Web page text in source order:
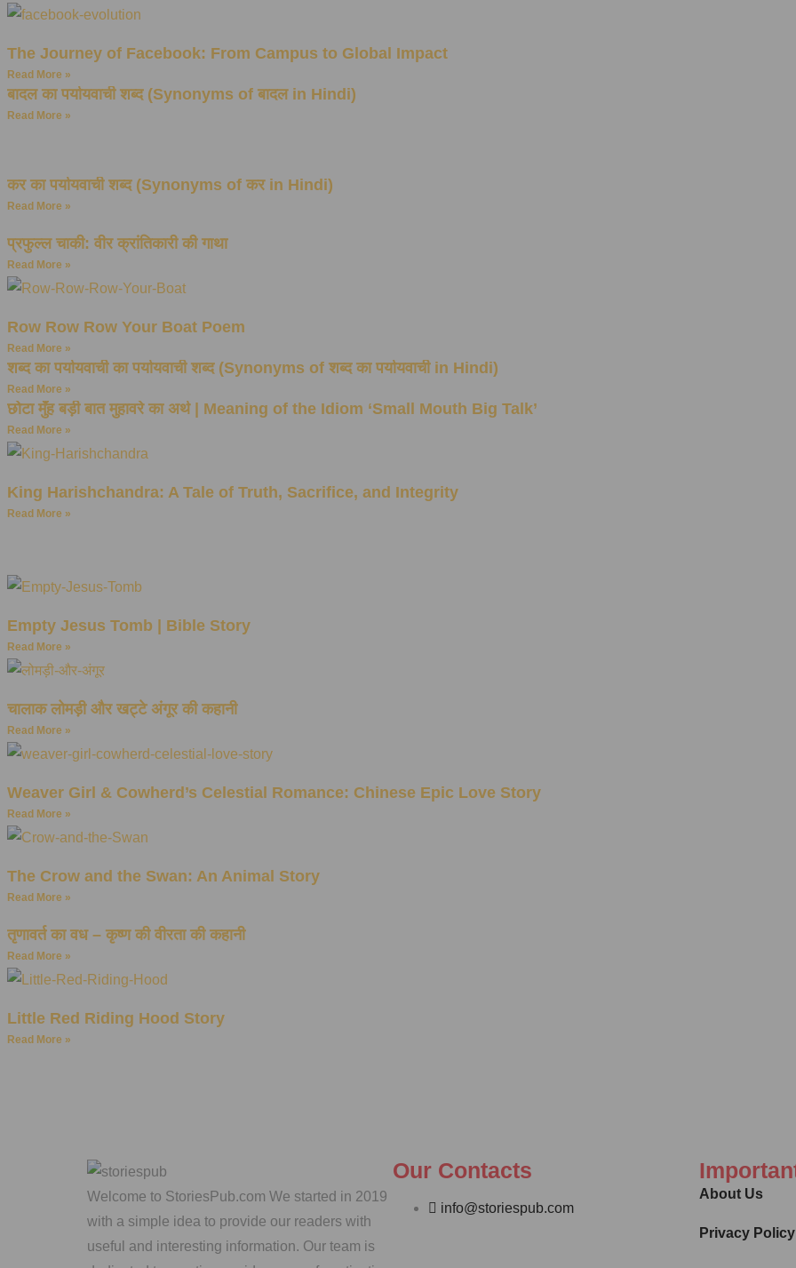
The Journey of Facebook: From Campus to Global Impact
Read More »
बादल का पर्यायवाची शब्द (Synonyms of बादल in Hindi)
Read More »
कर का पर्यायवाची शब्द (Synonyms of कर in Hindi)
Read More »
प्रफुल्ल चाकी: वीर क्रांतिकारी की गाथा
Read More »
Row Row Row Your Boat Poem
Read More »
शब्द का पर्यायवाची का पर्यायवाची शब्द (Synonyms of शब्द का पर्यायवाची in Hindi)
Read More »
छोटा मुँह बड़ी बात मुहावरे का अर्थ | Meaning of the Idiom ‘Small Mouth Big Talk’
Read More »
King Harishchandra: A Tale of Truth, Sacrifice, and Integrity
Read More »
Empty Jesus Tomb | Bible Story
Read More »
चालाक लोमड़ी और खट्टे अंगूर की कहानी
Read More »
Weaver Girl & Cowherd’s Celestial Romance: Chinese Epic Love Story
Read More »
The Crow and the Swan: An Animal Story
Read More »
तृणावर्त का वध – कृष्ण की वीरता की कहानी
Read More »
Little Red Riding Hood Story
Read More »
Welcome to StoriesPub.com We started in 2019
with a simple idea to provide our readers with
useful and interesting information. Our team is
Our Contacts
info@storiespub.com
About Us
Privacy Policy